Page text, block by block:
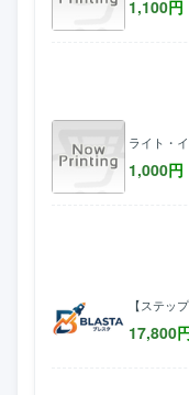
1,100円
ライト・
1,000円
【ステッ
17,800